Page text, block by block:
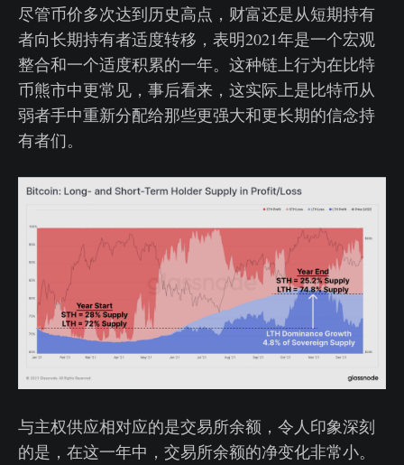
尽管币价多次达到历史高点，财富还是从短期持有
者向长期持有者适度转移，表明2021年是一个宏观
整合和一个适度积累的一年。这种链上行为在比特
币熊市中更常见，事后看来，这实际上是比特币从
弱者手中重新分配给那些更强大和更长期的信念持
有者们。
与主权供应相对应的是交易所余额，令人印象深刻
的是，在这一年中，交易所余额的净变化非常小。